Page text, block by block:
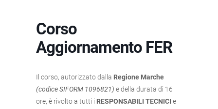
Corso
Aggiornamento FER
Il corso, autorizzato dalla Regione Marche
(codice SIFORM 1096821) e della durata di 16
ore, è rivolto a tutti i RESPONSABILI TECNICI e